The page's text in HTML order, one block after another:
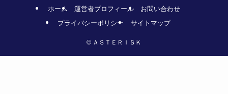
ホーム 運営者プロフィール
お問い合わせ
プライバシーポリシー
サイトマップ
© ＡＳＴＥＲＩＳＫ